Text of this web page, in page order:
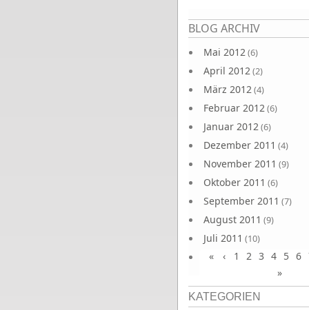
BLOG ARCHIV
Mai 2012(6)
April 2012(2)
März 2012(4)
Februar 2012(6)
Januar 2012(6)
Dezember 2011 (4)
November 2011 (9)
Oktober 2011 (6)
September 2011 (7)
August 2011 (9)
Juli 2011 (10)
Juni 2011(9)
Seiten
« ‹ 1 2 3 4 5 6
»
KATEGORIEN